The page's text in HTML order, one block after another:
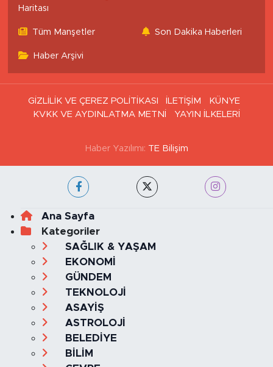
Haritası
Tüm Manşetler Son Dakika Haberleri
Haber Arşivi
GİZLİLİK VE ÇEREZ POLİTİKASI İLETİŞİM
KÜNYE
KVKK VE AYDINLATMA METNİ
YAYIN İLKELERİ
Haber Yazılımı: TE Bilişim
Ana Sayfa
Kategoriler
SAĞLIK & YAŞAM
EKONOMİ
GÜNDEM
TEKNOLOJİ
ASAYİŞ
ASTROLOJİ
BELEDİYE
BİLİM